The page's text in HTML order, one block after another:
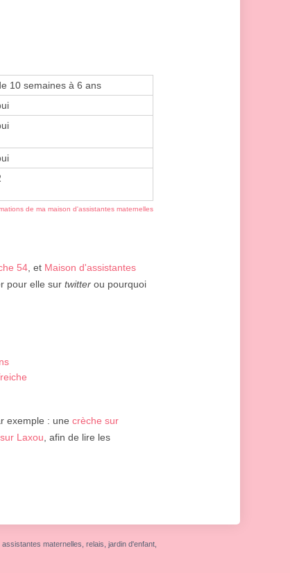
10 semaines à 6 ans
de ma maison d'assistantes maternelles
54, et Maison d'assistantes
pour elle sur twitter ou pourquoi
exemple : une crèche sur
Laxou, afin de lire les
maternelles, relais, jardin d'enfant,